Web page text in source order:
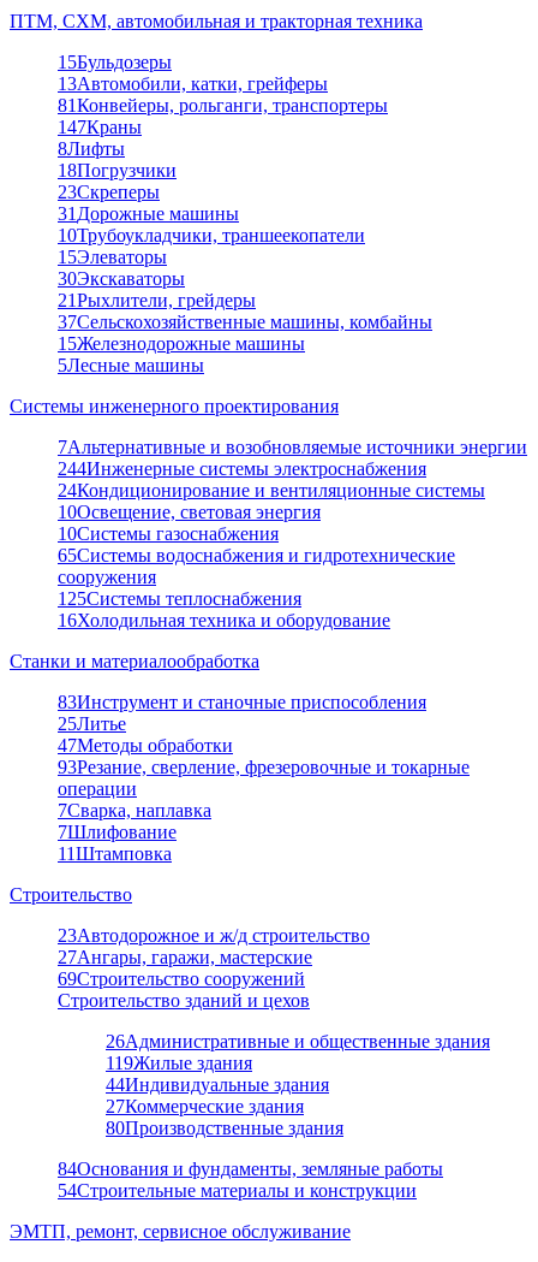
ПТМ, СХМ, автомобильная и тракторная техника
15Бульдозеры
13Автомобили, катки, грейферы
81Конвейеры, рольганги, транспортеры
147Краны
8Лифты
18Погрузчики
23Скреперы
31 Дорожные машины
10Трубоукладчики, траншеекопатели
15Элеваторы
30Экскаваторы
21Рыхлители, грейдеры
37Сельскохозяйственные машины, комбайны
15Железнодорожные машины
5Лесные машины
Системы инженерного проектирования
7Альтернативные и возобновляемые источники энергии
244Инженерные системы электроснабжения
24Кондиционирование и вентиляционные системы
10Освещение, световая энергия
10Системы газоснабжения
65Системы водоснабжения и гидротехнические
сооружения
125Системы теплоснабжения
16Холодильная техника и оборудование
Станки и материалообработка
83Инструмент и станочные приспособления
25Литье
47Методы обработки
93Резание, сверление, фрезеровочные и токарные
операции
7Сварка, наплавка
7Шлифование
11Штамповка
Строительство
23Автодорожное и ж/д строительство
27Ангары, гаражи, мастерские
69Строительство сооружений
Строительство зданий и цехов
26Административные и общественные здания
119Жилые здания
44Индивидуальные здания
27Коммерческие здания
80Производственные здания
84Основания и фундаменты, земляные работы
54Строительные материалы и конструкции
ЭМТП, ремонт, сервисное обслуживание